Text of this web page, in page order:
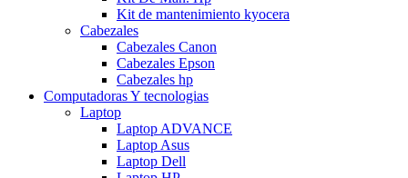
Kit de mantenimiento kyocera
Cabezales
Cabezales Canon
Cabezales Epson
Cabezales hp
Computadoras Y tecnologias
Laptop
Laptop ADVANCE
Laptop Asus
Laptop Dell